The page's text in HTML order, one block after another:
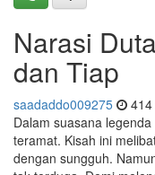
Narasi
dan Tiap
saadaddo009275
Dalam suasana
teramat. Kisah ini
dengan sungguh.